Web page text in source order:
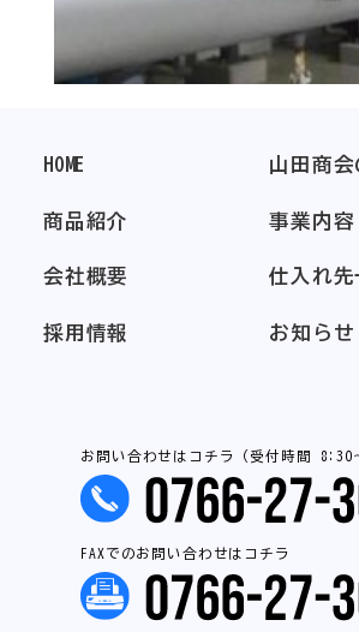
HOME 山田商会
商品紹介 事業内容
会社概要 仕入れ先
採用情報 お知らせ
お問い合わせはコチラ（受付時間 8:30
FAXでのお問い合わせはコチラ